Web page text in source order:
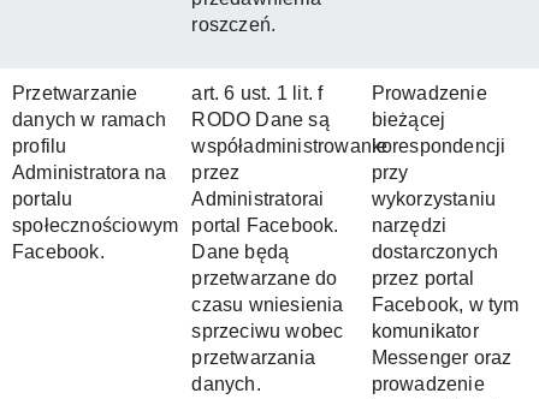
roszczeń.
Przetwarzanie
danych w ramach
profilu
Administratora na
portalu
społecznościowym
Facebook.
art. 6 ust. 1 lit. f
RODO Dane są
współadministrowanie
przez
Administratorai
portal Facebook.
Dane będą
przetwarzane do
czasu wniesienia
sprzeciwu wobec
przetwarzania
danych.
Prowadzenie
bieżącej
korespondencji
przy
wykorzystaniu
narzędzi
dostarczonych
przez portal
Facebook, w tym
komunikator
Messenger oraz
prowadzenie